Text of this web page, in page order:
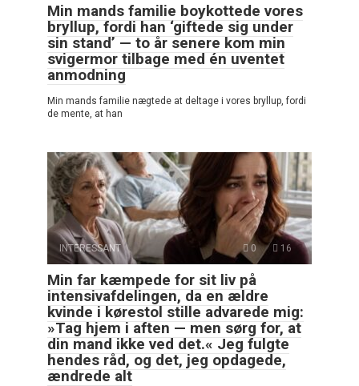
Min mands familie boykottede vores
bryllup, fordi han ‘giftede sig under
sin stand’ — to år senere kom min
svigermor tilbage med én uventet
anmodning
Min mands familie nægtede at deltage i vores bryllup, fordi
de mente, at han
INTERESSANT 0 16
Min far kæmpede for sit liv på
intensivafdelingen, da en ældre
kvinde i kørestol stille advarede mig:
»Tag hjem i aften — men sørg for, at
din mand ikke ved det.« Jeg fulgte
hendes råd, og det, jeg opdagede,
ændrede alt